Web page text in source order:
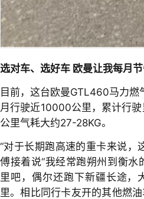
选对车、选好车 欧曼让我每月
目前，这台欧曼GTL460马力燃
月行驶近10000公里，累计行
公里气耗大约27-28KG。
“对于长期跑高速的重卡来说，
傅接着说“我经常跑朔州到衡
里吧，偶尔还跑下新疆长途，
里。相比同行卡友开的其他燃